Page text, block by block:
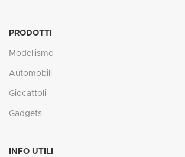
PRODOTTI
Modellismo
Automobili
Giocattoli
Gadgets
INFO UTILI